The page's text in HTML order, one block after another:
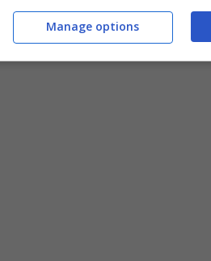
dopo aprile dello
Manage options